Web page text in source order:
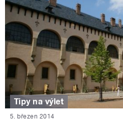
Tipy na výlet
5. březen 2014